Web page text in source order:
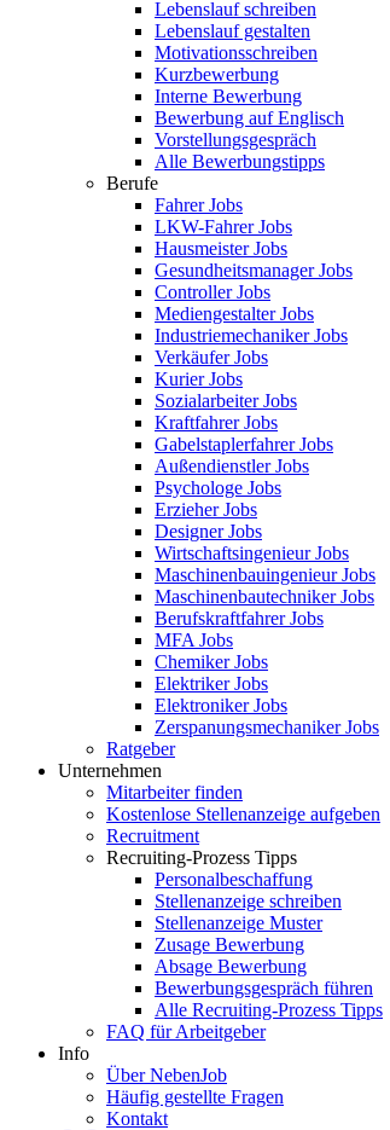
Lebenslauf schreiben
Lebenslauf gestalten
Motivationsschreiben
Kurzbewerbung
Interne Bewerbung
Bewerbung auf Englisch
Vorstellungsgespräch
Alle Bewerbungstipps
Berufe
Fahrer Jobs
LKW-Fahrer Jobs
Hausmeister Jobs
Gesundheitsmanager Jobs
Controller Jobs
Mediengestalter Jobs
Industriemechaniker Jobs
Verkäufer Jobs
Kurier Jobs
Sozialarbeiter Jobs
Kraftfahrer Jobs
Gabelstaplerfahrer Jobs
Außendienstler Jobs
Psychologe Jobs
Erzieher Jobs
Designer Jobs
Wirtschaftsingenieur Jobs
Maschinenbauingenieur Jobs
Maschinenbautechniker Jobs
Berufskraftfahrer Jobs
MFA Jobs
Chemiker Jobs
Elektriker Jobs
Elektroniker Jobs
Zerspanungsmechaniker Jobs
Ratgeber
Unternehmen
Mitarbeiter finden
Kostenlose Stellenanzeige aufgeben
Recruitment
Recruiting-Prozess Tipps
Personalbeschaffung
Stellenanzeige schreiben
Stellenanzeige Muster
Zusage Bewerbung
Absage Bewerbung
Bewerbungsgespräch führen
Alle Recruiting-Prozess Tipps
FAQ für Arbeitgeber
Info
Über NebenJob
Häufig gestellte Fragen
Kontakt